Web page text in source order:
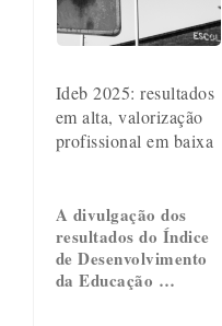
Ideb 2025: resultados
em alta, valorização
profissional em baixa
A divulgação dos
resultados do Índice
de Desenvolvimento
da Educação …